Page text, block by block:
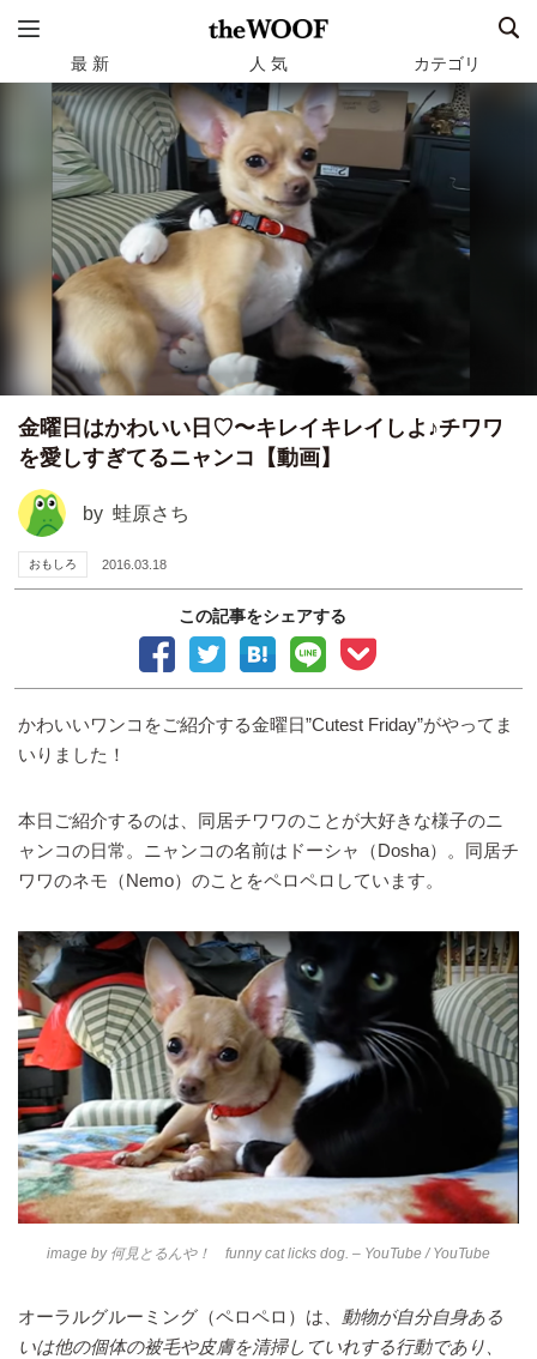
最 新 人 気 カテゴリ
金曜日はかわいい日♡〜キレイキレイしよ♪チワワ
を愛しすぎてるニャンコ【動画】
by 蛙原さち
おもしろ 2016.03.18
この記事をシェアする
かわいいワンコをご紹介する金曜日”Cutest Friday”がやってま
いりました！
本日ご紹介するのは、同居チワワのことが大好きな様子のニ
ャンコの日常。ニャンコの名前はドーシャ（Dosha）。同居チ
ワワのネモ（Nemo）のことをペロペロしています。
image by 何見とるんや！ funny cat licks dog. – YouTube/ YouTube
オーラルグルーミング（ペロペロ）は、 動物が自分自身ある
いは他の個体の被毛や皮膚を清掃していれする行動であり、